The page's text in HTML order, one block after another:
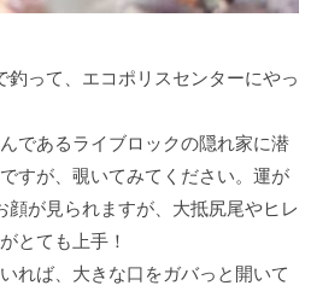
釣って、エコポリスセンターにやっ
であるライブロックの隠れ家に潜
すが、覗いてみてください。運が
顔が見られますが、大抵尻尾やヒレ
とても上手！
れば、大きな口をガバっと開いて